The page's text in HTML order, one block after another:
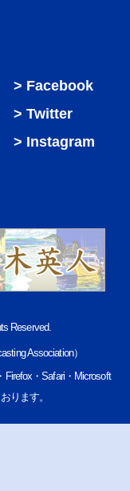
Facebook
Twitter
Instagram
Reserved.
Association）
・Safari・Microsoft
ります。